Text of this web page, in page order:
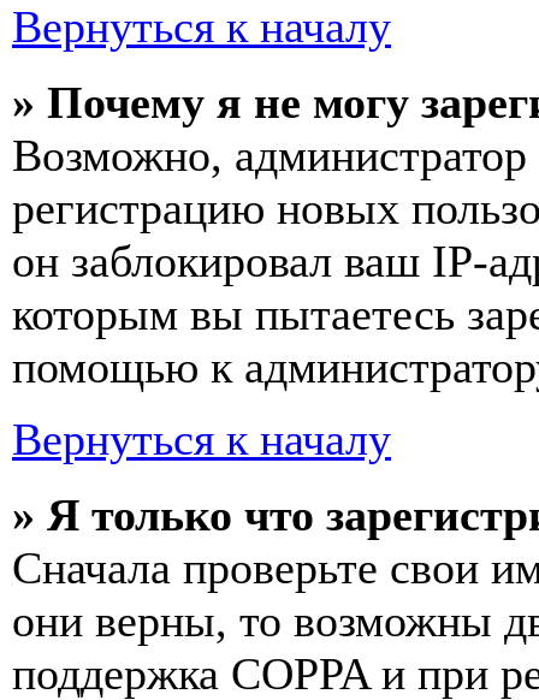
Вернуться к началу
» Почему я не могу
Возможно,
регистрацию новых
он заблокировал ваш IP-
которым вы пытаетесь
помощью к
Вернуться к началу
» Я только что
Сначала проверьте свои
они верны, то возможны
поддержка COPPA и при